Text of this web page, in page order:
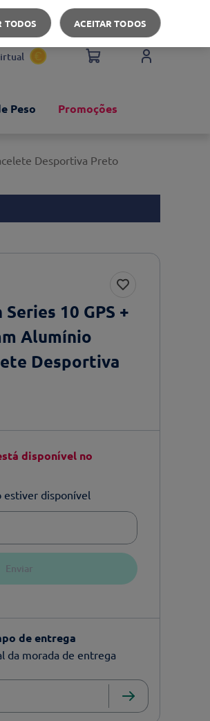
Apoio ao cliente
Peso Promoções
Desportiva Preto
10 GPS +
Alumínio
Desportiva
disponível no
estiver disponível
Enviar
de entrega
da morada de entrega
TODOS ACEITAR TODOS